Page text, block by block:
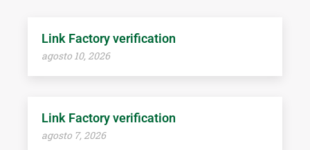
Link Factory verification
agosto 10, 2026
Link Factory verification
agosto 7, 2026